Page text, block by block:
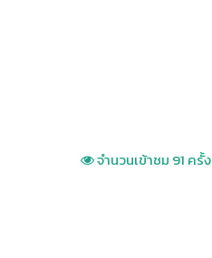
จำนวนเข้าชม 91 ครั้ง